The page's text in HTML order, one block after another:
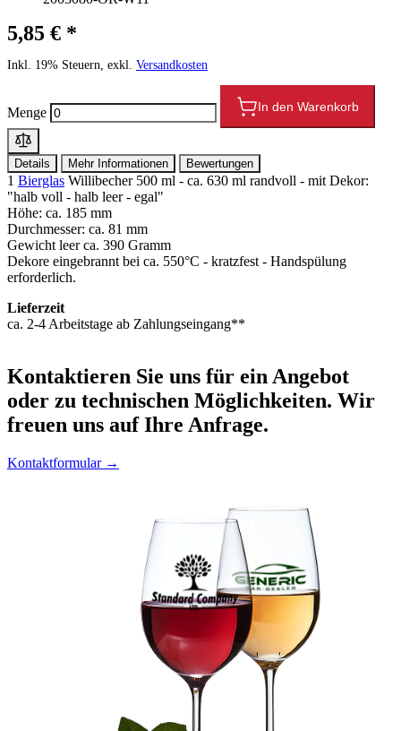
5,85 € *
Inkl. 19% Steuern, exkl. Versandkosten
Menge In den Warenkorb
Details Mehr Informationen Bewertungen
1 Bierglas Willibecher 500 ml - ca. 630 ml randvoll - mit Dekor:
"halb voll - halb leer - egal"
Höhe: ca. 185 mm
Durchmesser: ca. 81 mm
Gewicht leer ca. 390 Gramm
Dekore eingebrannt bei ca. 550°C - kratzfest - Handspülung
erforderlich.
Lieferzeit
ca. 2-4 Arbeitstage ab Zahlungseingang**
Kontaktieren Sie uns für ein Angebot
oder zu technischen Möglichkeiten. Wir
freuen uns auf Ihre Anfrage.
Kontaktformular →